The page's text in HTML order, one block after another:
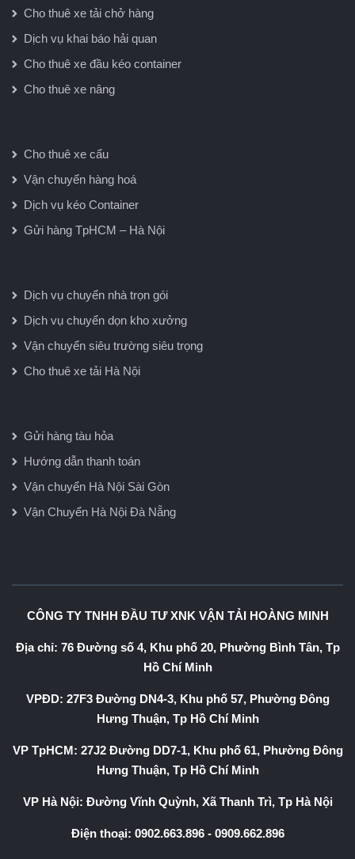
Cho thuê xe tải chở hàng
Dịch vụ khai báo hải quan
Cho thuê xe đầu kéo container
Cho thuê xe nâng
Cho thuê xe cẩu
Vận chuyển hàng hoá
Dịch vụ kéo Container
Gửi hàng TpHCM – Hà Nội
Dịch vụ chuyển nhà trọn gói
Dịch vụ chuyển dọn kho xưởng
Vận chuyển siêu trường siêu trọng
Cho thuê xe tải Hà Nội
Gửi hàng tàu hỏa
Hướng dẫn thanh toán
Vận chuyển Hà Nội Sài Gòn
Vận Chuyển Hà Nội Đà Nẵng
CÔNG TY TNHH ĐẦU TƯ XNK VẬN TẢI HOÀNG MINH
Địa chỉ: 76 Đường số 4, Khu phố 20, Phường Bình Tân, Tp
Hồ Chí Minh
VPĐD: 27F3 Đường DN4-3, Khu phố 57, Phường Đông
Hưng Thuận, Tp Hồ Chí Minh
VP TpHCM: 27J2 Đường DD7-1, Khu phố 61, Phường Đông
Hưng Thuận, Tp Hồ Chí Minh
VP Hà Nội: Đường Vĩnh Quỳnh, Xã Thanh Trì, Tp Hà Nội
Điện thoại: 0902.663.896- 0909.662.896